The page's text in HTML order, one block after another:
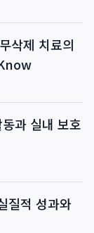
삭제 치료의
과 실내 보호
질적 성과와